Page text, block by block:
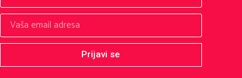
Prijavi se